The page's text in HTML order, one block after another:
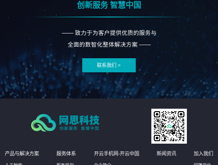
创新服务 智慧中国
—— 致力于为客户提供优质的服务与
全面的数智化整体解决方案 ——
联系我们 >
产品与解决方案 服务体系 开云手机网-开云中国 新闻资讯 加入我们